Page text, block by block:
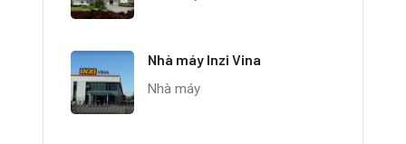
Nhà máy Inzi Vina
Nhà máy